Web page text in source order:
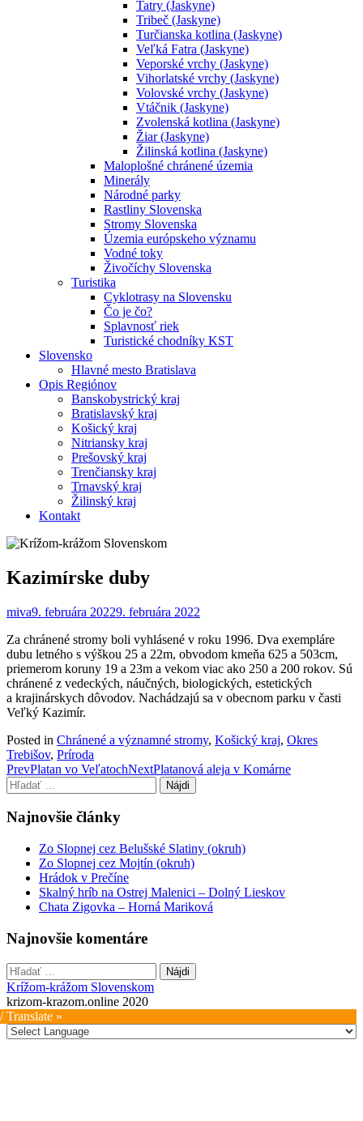
Tatry (Jaskyne)
Tribeč (Jaskyne)
Turčianska kotlina (Jaskyne)
Veľká Fatra (Jaskyne)
Veporské vrchy (Jaskyne)
Vihorlatské vrchy (Jaskyne)
Volovské vrchy (Jaskyne)
Vtáčnik (Jaskyne)
Zvolenská kotlina (Jaskyne)
Žiar (Jaskyne)
Žilinská kotlina (Jaskyne)
Maloplošné chránené územia
Minerály
Národné parky
Rastliny Slovenska
Stromy Slovenska
Územia európskeho významu
Vodné toky
Živočíchy Slovenska
Turistika
Cyklotrasy na Slovensku
Čo je čo?
Splavnosť riek
Turistické chodníky KST
Slovensko
Hlavné mesto Bratislava
Opis Regiónov
Banskobystrický kraj
Bratislavský kraj
Košický kraj
Nitriansky kraj
Prešovský kraj
Trenčiansky kraj
Trnavský kraj
Žilinský kraj
Kontakt
Kazimírske duby
miva9. februára 20229. februára 2022
Za chránené stromy boli vyhlásené v roku 1996. Dva exempláre
dubu letného s výškou 25 a 22m, obvodom kmeňa 625 a 503cm,
priemerom koruny 19 a 23m a vekom viac ako 250 a 200 rokov. Sú
chránené z vedeckých, náučných, biologických, estetických
a krajinárskych dôvodov. Nachádzajú sa v obecnom parku v časti
Veľký Kazimír.
Posted in Chránené a významné stromy, Košický kraj, Okres
Trebišov, Príroda
Post
navigation
PrevPlatan vo VeľatochNextPlatanová aleja v Komárne
Hľadať:
Najnovšie články
Zo Slopnej cez Belušské Slatiny (okruh)
Zo Slopnej cez Mojtín (okruh)
Hrádok v Prečíne
Skalný hríb na Ostrej Malenici – Dolný Lieskov
Chata Zigovka – Horná Mariková
Najnovšie komentáre
Hľadať:
Krížom-krážom Slovenskom
krizom-krazom.online 2020
Translate »